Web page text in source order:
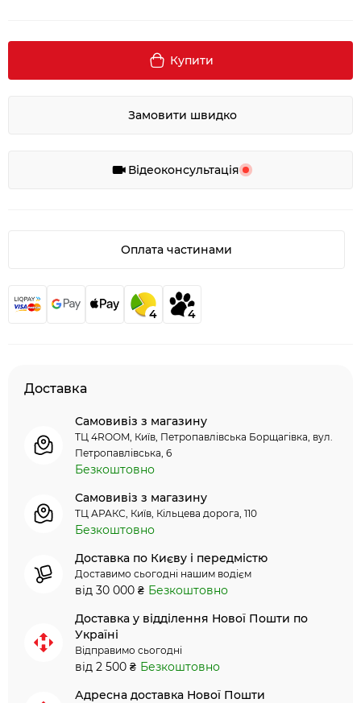
Купити
Замовити швидко
Відеоконсультація
Оплата частинами
4 4
Доставка
Самовивіз з магазину
ТЦ 4ROOM, Київ, Петропавлівська Борщагівка, вул.
Петропавлівська, 6
Безкоштовно
Самовивіз з магазину
ТЦ АРАКС, Київ, Кільцева дорога, 110
Безкоштовно
Доставка по Києву і передмістю
Доставимо сьогодні нашим водієм
від 30 000 ₴ Безкоштовно
Доставка у відділення Нової Пошти по
Україні
Відправимо сьогодні
від 2 500 ₴ Безкоштовно
Адресна доставка Нової Пошти